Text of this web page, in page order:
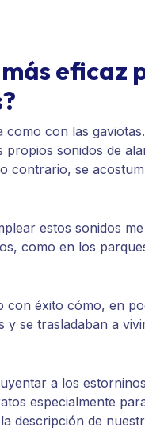
más
como con las
propios sonidos de
contrario, se
estos sonidos
como en los
con éxito cómo, en
y se trasladaban a
a los
especialmente
descripción de